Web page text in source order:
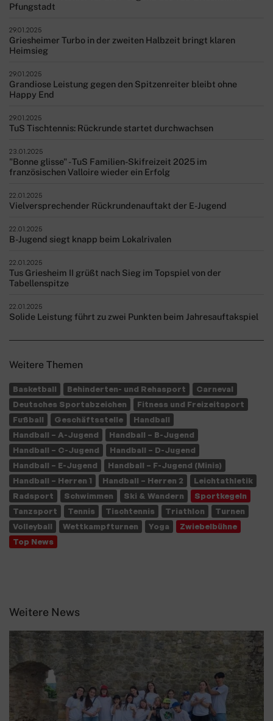
Pfungstadt
29.01.2025
Griesheimer Turbo in der zweiten Halbzeit bringt klaren
Heimsieg
29.01.2025
Grandiose Leistung gegen den Spitzenreiter bleibt ohne
Happy End
29.01.2025
TuS Tischtennis: Rückrunde startet durchwachsen
23.01.2025
"Bonne glisse" - TuS Familien-Skifreizeit 2025 im
französischen Valloire wieder ein Erfolg
22.01.2025
Vielversprechender Rückrundenauftakt der E-Jugend
22.01.2025
B-Jugend siegt knapp beim Lokalrivalen
22.01.2025
Tus Griesheim II grüßt nach Sieg im Topspiel von der
Tabellenspitze
22.01.2025
Solide Leistung führt zu zwei Punkten beim Jahresauftakspiel
Weitere Themen
Basketball Behinderten- und Rehasport
Carneval
Deutsches Sportabzeichen
Fitness und Freizeitsport
Fußball
Geschäftsstelle
Handball
Handball – A-Jugend
Handball – B-Jugend
Handball – C-Jugend
Handball – D-Jugend
Handball – E-Jugend
Handball – F-Jugend (Minis)
Handball – Herren 1
Handball – Herren 2
Leichtathletik
Radsport
Schwimmen Ski & Wandern
Sportkegeln
Tanzsport
Tennis Tischtennis Triathlon
Turnen
Volleyball
Wettkampfturnen Yoga
Zwiebelbühne
Top News
Weitere News